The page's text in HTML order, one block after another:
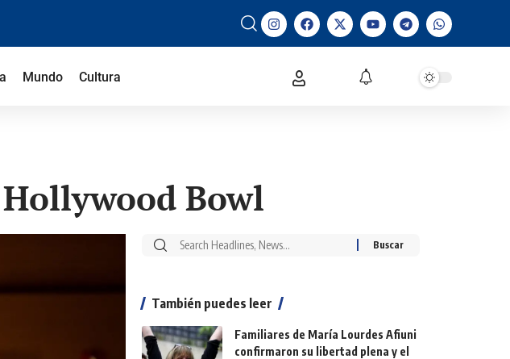
Mundo Cultura
Bowl
También puedes leer
Familiares de María Lourdes Afiuni
confirmaron su libertad plena y el